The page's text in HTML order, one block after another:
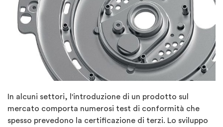
In alcuni settori, l'introduzione di un prodotto sul
mercato comporta numerosi test di conformità che
spesso prevedono la certificazione di terzi. Lo sviluppo